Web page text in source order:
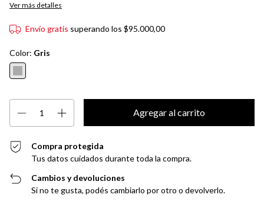
Ver más detalles
Envío gratis superando los $95.000,00
Color: Gris
Compra protegida
Tus datos cuidados durante toda la compra.
Cambios y devoluciones
Si no te gusta, podés cambiarlo por otro o devolverlo.